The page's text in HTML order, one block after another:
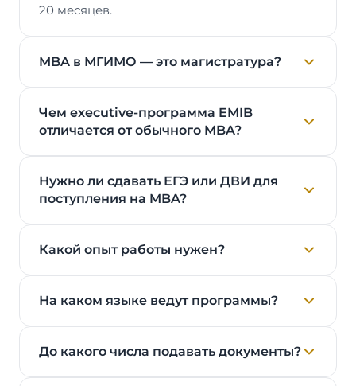
20 месяцев.
MBA в МГИМО — это магистратура?
Чем executive-программа EMIB
отличается от обычного MBA?
Нужно ли сдавать ЕГЭ или ДВИ для
поступления на MBA?
Какой опыт работы нужен?
На каком языке ведут программы?
До какого числа подавать документы?